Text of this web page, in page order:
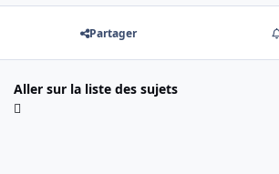
Partager
Aller sur la liste des sujets